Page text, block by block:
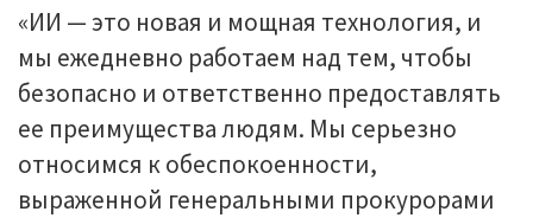
«ИИ — это новая и мощная технология, и
мы ежедневно работаем над тем, чтобы
безопасно и ответственно предоставлять
ее преимущества людям. Мы серьезно
относимся к обеспокоенности,
выраженной генеральными прокурорами